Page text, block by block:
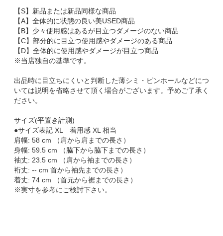
【S】新品または新品同様な商品
【A】全体的に状態の良い美USED商品
【B】少々使用感はあるが目立つダメージのない商品
【C】部分的に目立つ使用感やダメージのある商品
【D】全体的に使用感やダメージが目立つ商品
※当店独自の基準です。
出品時に目立ちにくいと判断した薄シミ・ピンホールなどにつ
いては説明を省略させて頂く場合がございます。予めご了承く
ださい。
サイズ(平置き計測)
●サイズ表記 XL 着用感 XL 相当
肩幅: 58 cm （肩から肩までの長さ）
身幅: 59.5 cm （脇下から脇下までの長さ）
袖丈: 23.5 cm （肩から袖までの長さ）
裄丈: -- cm 首から袖先までの長さ）
着丈: 74 cm （首元から裾までの長さ）
※実寸を参考にご検討下さい。